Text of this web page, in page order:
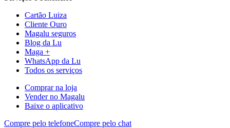
Cartão Luiza
Cliente Ouro
Magalu seguros
Blog da Lu
Maga +
WhatsApp da Lu
Todos os serviços
Comprar na loja
Vender no Magalu
Baixe o aplicativo
Compre pelo telefoneCompre pelo chat